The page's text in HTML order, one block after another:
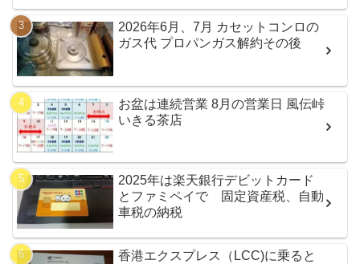
2026年6月、7月 カセットコンロの
ガス代 プロパンガス解約その後
お盆は連続営業 8月の営業日 風伝峠
いきる茶店
2025年は楽天銀行デビットカード
とファミペイで 固定資産税、自動
車税の納税
香港エクスプレス（LCC)に乗ると